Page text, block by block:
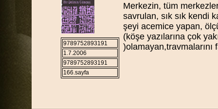
Merkezin, tüm
savrulan, sık sık kendi
şeyi acemice yapan,
(köşe yazılarına çok
9789752893191
1.7.2006
9789752893191
166.sayfa